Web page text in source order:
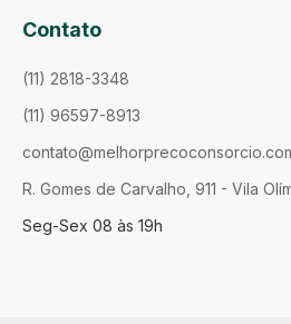
Contato
(11) 2818-3348
(11) 96597-8913
R. Gomes de Carvalho, 911 - Vila
Seg-Sex 08 às 19h